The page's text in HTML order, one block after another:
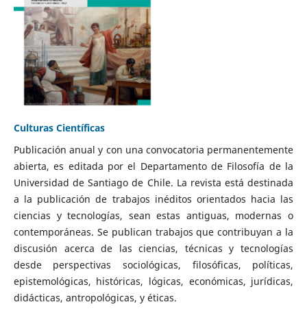
Culturas Científicas
Publicación anual y con una convocatoria permanentemente
abierta, es editada por el Departamento de Filosofía de la
Universidad de Santiago de Chile. La revista está destinada
a la publicación de trabajos inéditos orientados hacia las
ciencias y tecnologías, sean estas antiguas, modernas o
contemporáneas. Se publican trabajos que contribuyan a la
discusión acerca de las ciencias, técnicas y tecnologías
desde perspectivas sociológicas, filosóficas, políticas,
epistemológicas, históricas, lógicas, económicas, jurídicas,
didácticas, antropológicas, y éticas.